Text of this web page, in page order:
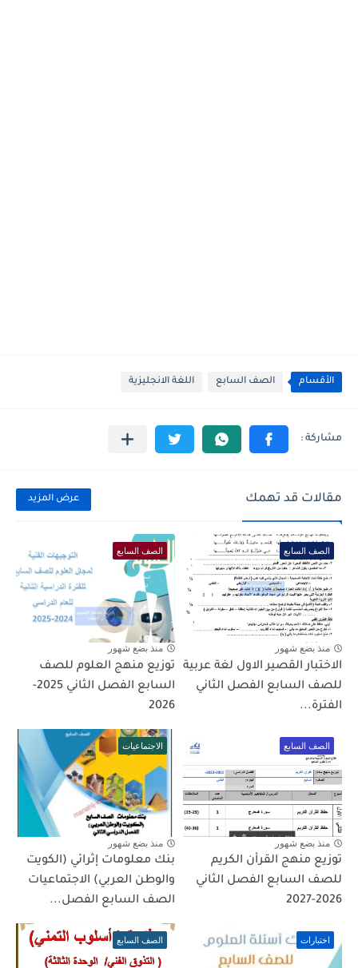
الأقسام الصف السابع اللغة الانجليزية
مقالات قد تهمك عرض المزيد
الصف السابع
منذ بضع شهور
الاختبار القصير الاول لغة عربية
للصف السابع الفصل الثاني
الفترة...
الصف السابع
منذ بضع شهور
توزيع منهج العلوم للصف
السابع الفصل الثاني 2025-
2026
الصف السابع
منذ بضع شهور
توزيع منهج القرأن الكريم
للصف السابع الفصل الثاني
2026-2027
الاجتماعيات
منذ بضع شهور
بنك معلومات إثرائي (الكويت
والوطن العربي) الاجتماعيات
الصف السابع الفصل...
اختبارات الصف السابع